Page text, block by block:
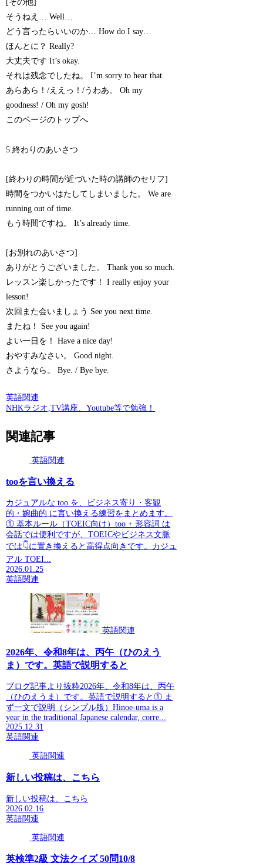
[その他]
そうねえ… Well…
どう言ったらいいのか… How do I say…
ほんとに？ Really?
大丈夫です It’s okay.
それは残念でしたね。 I’m sorry to hear that.
あらあら！/ええっ！/うわあ。 Oh my
goodness! / Oh my gosh!
このページのトップへ
5.終わりのあいさつ
[終わりの時間が近づいた時の講師のセリフ]
時間をつかいはたしてしまいました。 We are
running out of time.
もう時間ですね。 It’s already time.
[お別れのあいさつ]
ありがとうございました。 Thank you so much.
レッスン楽しかったです！ I really enjoy your
lesson!
次回また会いましょう See you next time.
またね！ See you again!
よい一日を！ Have a nice day!
おやすみなさい。 Good night.
さようなら。 Bye. / Bye bye.
英語関連
NHKラジオ,TV講座、Youtube等で勉強！
関連記事
英語関連
tooを言い換える
カジュアルな too を、ビジネス寄り・客観
的・婉曲的 に言い換える練習をまとめます。
① 基本ルール（TOEIC向け）too + 形容詞 は
会話では便利ですが、TOEICやビジネス文脈
では👇に置き換えると高得点向きです。カジュ
アル TOEI...
2026.01.25
英語関連
英語関連
2026年、令和8年は、丙午（ひのえう
ま）です。英語で説明すると
ブログ記事より抜粋2026年、令和8年は、丙午
（ひのえうま）です。英語で説明すると① ま
ず一文で説明（シンプル版）Hinoe-uma is a
year in the traditional Japanese calendar, corre...
2025.12.31
英語関連
英語関連
新しい投稿は、こちら
新しい投稿は、こちら
2026.02.16
英語関連
英語関連
英検準2級 文法クイズ 50問10/8